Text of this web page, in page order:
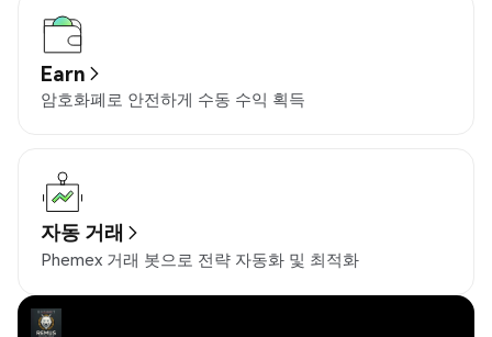
Earn
암호화폐로 안전하게 수동 수익 획득
자동 거래
Phemex 거래 봇으로 전략 자동화 및 최적화